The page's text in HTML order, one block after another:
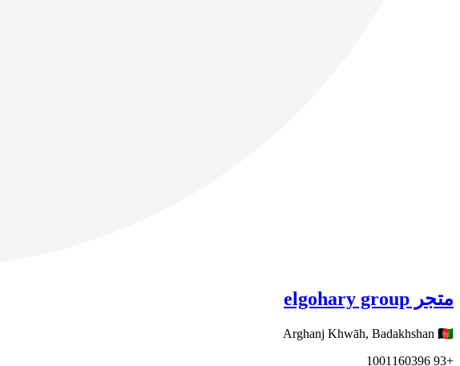
متجر elgohary group
Arghanj Khwāh, Badakhshan 🇦🇫
+93
1001160396